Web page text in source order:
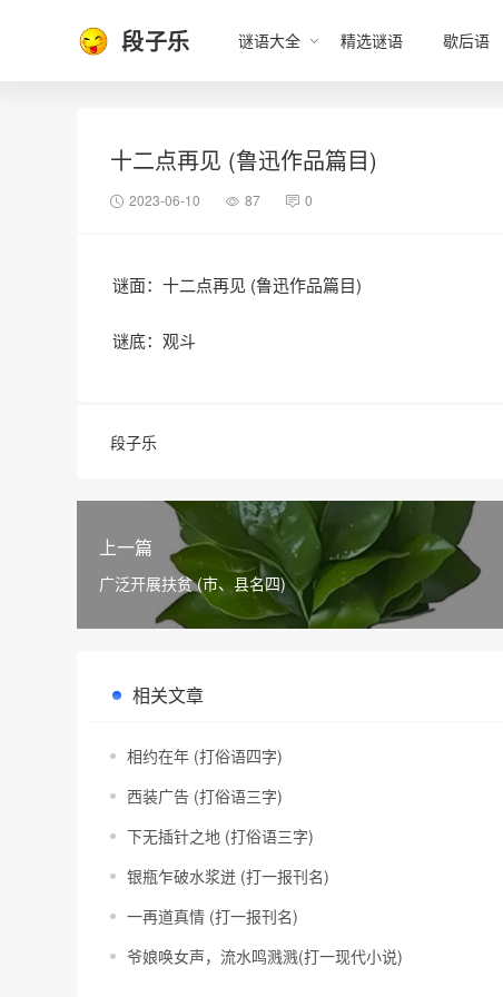
段子乐 谜语大全 精选谜语 歇后语
十二点再见 (鲁迅作品篇目)
2023-06-10 87 0
谜面：十二点再见 (鲁迅作品篇目)
谜底：观斗
段子乐
上一篇
广泛开展扶贫 (市、县名四)
相关文章
相约在年 (打俗语四字)
西装广告 (打俗语三字)
下无插针之地 (打俗语三字)
银瓶乍破水浆迸 (打一报刊名)
一再道真情 (打一报刊名)
爷娘唤女声，流水鸣溅溅(打一现代小说)